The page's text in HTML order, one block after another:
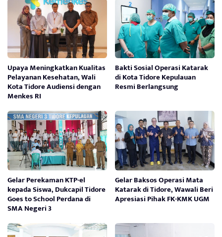
Upaya Meningkatkan Kualitas
Pelayanan Kesehatan, Wali
Kota Tidore Audiensi dengan
Menkes RI
Bakti Sosial Operasi Katarak
di Kota Tidore Kepulauan
Resmi Berlangsung
Gelar Perekaman KTP-el
kepada Siswa, Dukcapil Tidore
Goes to School Perdana di
SMA Negeri 3
Gelar Baksos Operasi Mata
Katarak di Tidore, Wawali Beri
Apresiasi Pihak FK-KMK UGM